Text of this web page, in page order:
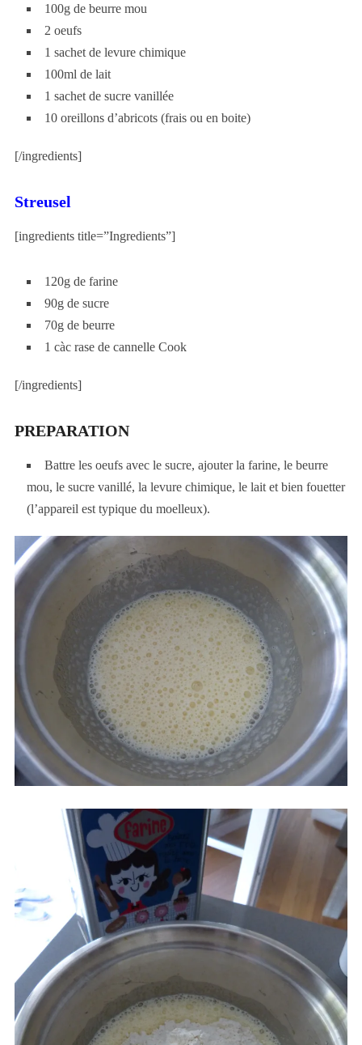
100g de beurre mou
2 oeufs
1 sachet de levure chimique
100ml de lait
1 sachet de sucre vanillée
10 oreillons d’abricots (frais ou en boite)
[/ingredients]
Streusel
[ingredients title=”Ingredients”]
120g de farine
90g de sucre
70g de beurre
1 càc rase de cannelle Cook
[/ingredients]
PREPARATION
Battre les oeufs avec le sucre, ajouter la farine, le beurre
mou, le sucre vanillé, la levure chimique, le lait et bien fouetter
(l’appareil est typique du moelleux).